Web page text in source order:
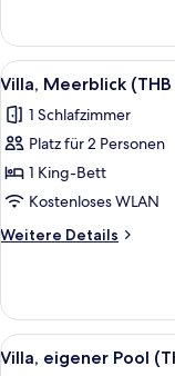
Resort
credit
per
Night)
anzeigen
Villa,
eigener
Pool
1,500
Net
credit
per
Alle
Fotos
für
Villa,
Meerblick
(THB
1,500
Net
credit
per
Night)
4
Villa, Meerblick
1 Schlafzimmer
Platz für 2 Personen
1 King-Bett
Kostenloses WLAN
Weitere Details
Weitere
Meerblick
(THB
1,500
Alle
Fotos
6
Villa, eigener Pool